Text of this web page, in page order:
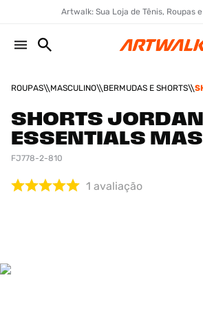
Artwalk: Sua Loja de Tênis, Roupas
ROUPAS MASCULINO BERMUDAS E SHORTS
SHORTS JORDAN
ESSENTIALS
FJ778-2-810
1 avaliação